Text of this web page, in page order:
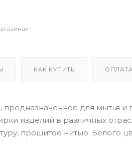
КАК КУПИТЬ ОПЛАТА
для мытья и
изделий в различных
прошитое нитью. Белого